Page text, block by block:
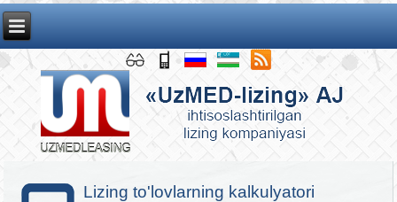
Lizing to'lovlarning kalkulyatori